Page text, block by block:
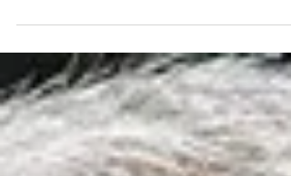
dostlarından Brezilyalı perküsyon ustası...